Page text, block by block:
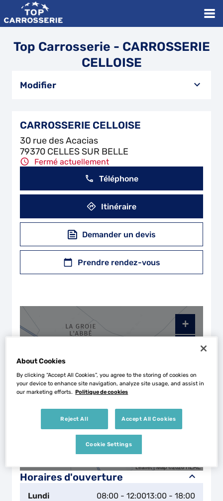
Top Carrosserie - CARROSSERIE
CELLOISE
Modifier
CARROSSERIE CELLOISE
30 rue des Acacias
79370 CELLES SUR BELLE
Fermé actuellement
Téléphone
Itinéraire
Demander un devis
Prendre rendez-vous
Horaires d'ouverture
Lundi 08:00 - 12:0013:00 - 18:00
+
Leaflet| Map ©2026HERE
About Cookies
By clicking “Accept All Cookies”, you agree to the storing of cookies on
your device to enhance site navigation, analyze site usage, and assist in
our marketing efforts. Politique de cookies
Reject All Accept All Cookies
Cookie Settings